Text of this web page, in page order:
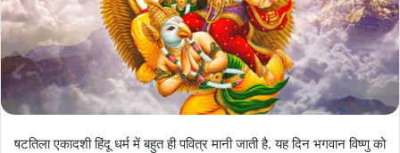
षटतिला एकादशी हिंदू धर्म में बहुत ही पवित्र मानी जाती है. यह दिन भगवान विष्णु को